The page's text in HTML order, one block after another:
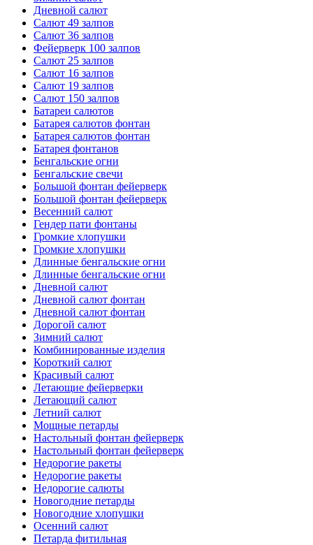
Дневной салют
Салют 49 залпов
Салют 36 залпов
Фейерверк 100 залпов
Салют 25 залпов
Салют 16 залпов
Салют 19 залпов
Салют 150 залпов
Батареи салютов
Батарея салютов фонтан
Батарея салютов фонтан
Батарея фонтанов
Бенгальские огни
Бенгальские свечи
Большой фонтан фейерверк
Большой фонтан фейерверк
Весенний салют
Гендер пати фонтаны
Громкие хлопушки
Громкие хлопушки
Длинные бенгальские огни
Длинные бенгальские огни
Дневной салют
Дневной салют фонтан
Дневной салют фонтан
Дорогой салют
Зимний салют
Комбинированные изделия
Короткий салют
Красивый салют
Летающие фейерверки
Летающий салют
Летний салют
Мощные петарды
Настольный фонтан фейерверк
Настольный фонтан фейерверк
Недорогие ракеты
Недорогие ракеты
Недорогие салюты
Новогодние петарды
Новогодние хлопушки
Осенний салют
Петарда фитильная